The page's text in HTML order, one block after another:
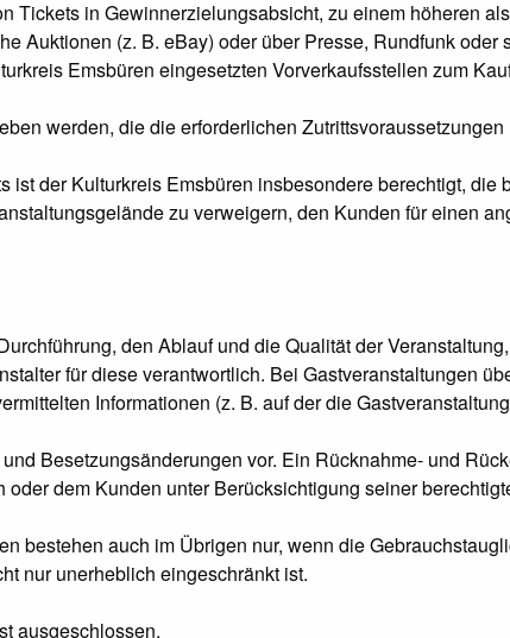
Tickets in Gewinnerzielungsabsicht, zu einem höheren
Auktionen (z. B. eBay) oder über Presse, Rundfunk
Emsbüren eingesetzten Vorverkaufsstellen zum
werden, die die erforderlichen
der Kulturkreis Emsbüren insbesondere berechtigt, die
zu verweigern, den Kunden für einen
den Ablauf und die Qualität der
für diese verantwortlich. Bei Gastveranstaltungen
Informationen (z. B. auf der die
Besetzungsänderungen vor. Ein Rücknahme- und
dem Kunden unter Berücksichtigung seiner
bestehen auch im Übrigen nur, wenn die
nur unerheblich eingeschränkt ist.
ausgeschlossen.